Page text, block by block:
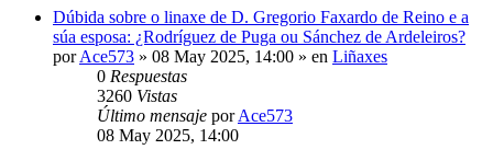
Dúbida sobre o linaxe de D. Gregorio Faxardo de Reino e a
súa esposa: ¿Rodríguez de Puga ou Sánchez de Ardeleiros?
porAce573 » 08 May 2025, 14:00 » en Liñaxes
0 Respuestas
3260 Vistas
Último mensaje porAce573
08 May 2025, 14:00